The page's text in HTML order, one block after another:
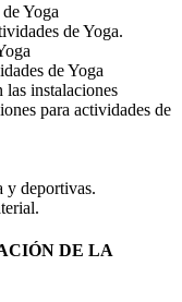
Yoga
de Yoga.
de Yoga
las instalaciones
para actividades de
y deportivas.
DE LA